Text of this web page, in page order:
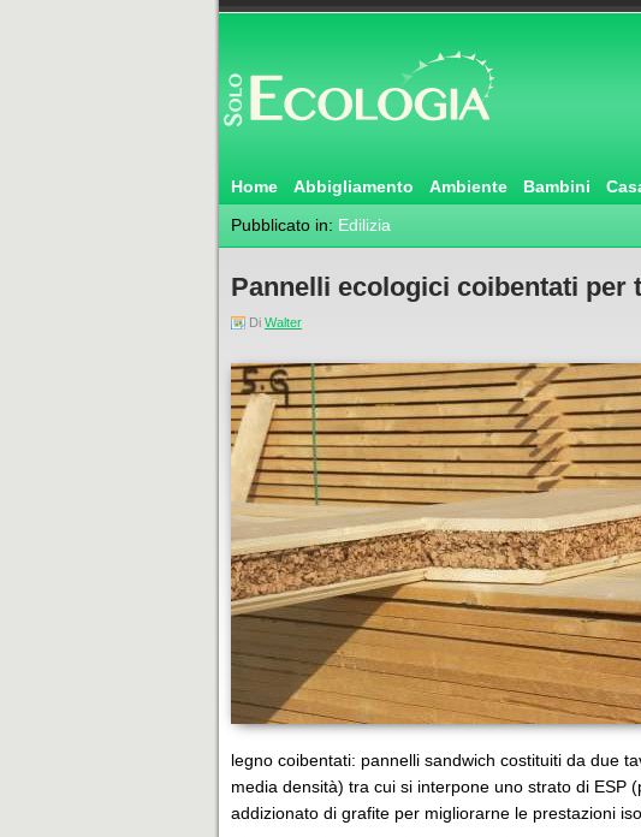
Home Abbigliamento Ambiente Bambini
Pubblicato in: Edilizia
Pannelli ecologici coibentati per
Di Walter
legno coibentati: pannelli sandwich costituiti da due
media densità) tra cui si interpone uno strato di ESP
addizionato di grafite per migliorarne le prestazioni